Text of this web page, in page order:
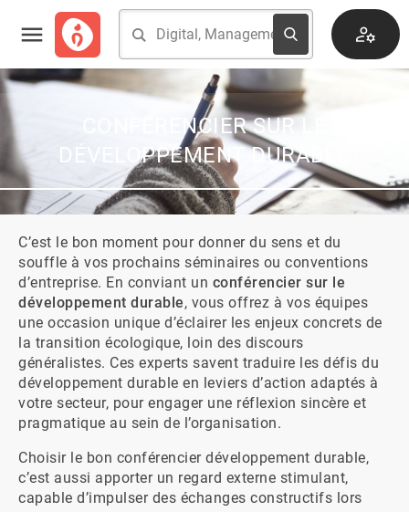
CONFÉRENCIER SUR LE
DÉVELOPPEMENT DURABLE
C’est le bon moment pour donner du sens et du
souffle à vos prochains séminaires ou conventions
d’entreprise. En conviant un conférencier sur le
développement durable, vous offrez à vos équipes
une occasion unique d’éclairer les enjeux concrets de
la transition écologique, loin des discours
généralistes. Ces experts savent traduire les défis du
développement durable en leviers d’action adaptés à
votre secteur, pour engager une réflexion sincère et
pragmatique au sein de l’organisation.
Choisir le bon conférencier développement durable,
c’est aussi apporter un regard externe stimulant,
capable d’impulser des échanges constructifs lors